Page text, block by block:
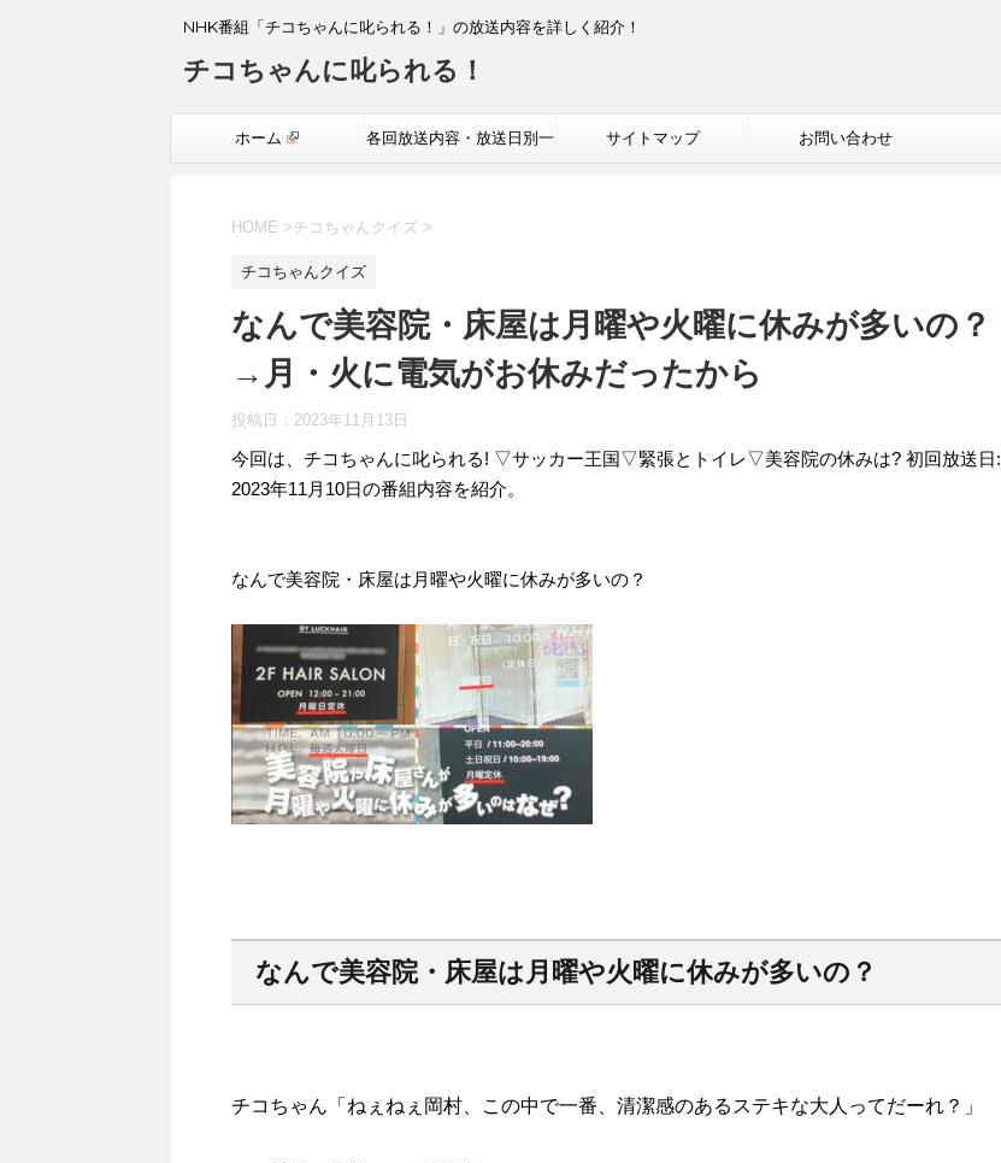
NHK番組「チコちゃんに叱られる！」の放送内容を詳しく紹介！
チコちゃんに叱られる！
ホーム 各回放送内容・放送日別一 サイトマップ お問い合わせ
HOME >チコちゃんクイズ >
チコちゃんクイズ
なんで美容院・床屋は月曜や火曜に休みが多いの？
→月・火に電気がお休みだったから
投稿日： 2023年11月13日
今回は、チコちゃんに叱られる! ▽サッカー王国▽緊張とトイレ▽美容院の休みは? 初回放送日:
2023年11月10日の番組内容を紹介。
なんで美容院・床屋は月曜や火曜に休みが多いの？
なんで美容院・床屋は月曜や火曜に休みが多いの？
チコちゃん「ねぇねぇ岡村、この中で一番、清潔感のあるステキな大人ってだーれ？」